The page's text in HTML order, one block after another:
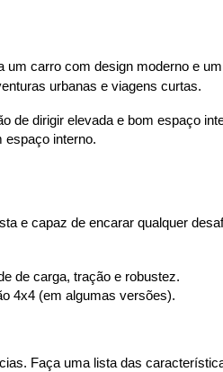
carro com design moderno e
urbanas e viagens curtas.
de dirigir elevada e bom espaço
espaço interno.
e capaz de encarar qualquer
de carga, tração e robustez.
4x4 (em algumas versões).
Faça uma lista das